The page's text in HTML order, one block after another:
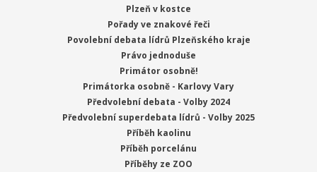
Plzeň v kostce
Pořady ve znakové řeči
Povolební debata lídrů Plzeňského kraje
Právo jednoduše
Primátor osobně!
Primátorka osobně - Karlovy Vary
Předvolební debata - Volby 2024
Předvolební superdebata lídrů - Volby 2025
Příběh kaolinu
Příběh porcelánu
Příběhy ze ZOO